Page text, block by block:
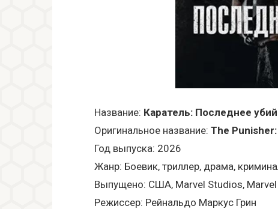
Название: Каратель: Последнее
Оригинальное название: The
Год выпуска: 2026
Жанр: Боевик, триллер, драма,
Выпущено: США, Marvel Studios, Marvel
Режиссер: Рейнальдо Маркус Грин